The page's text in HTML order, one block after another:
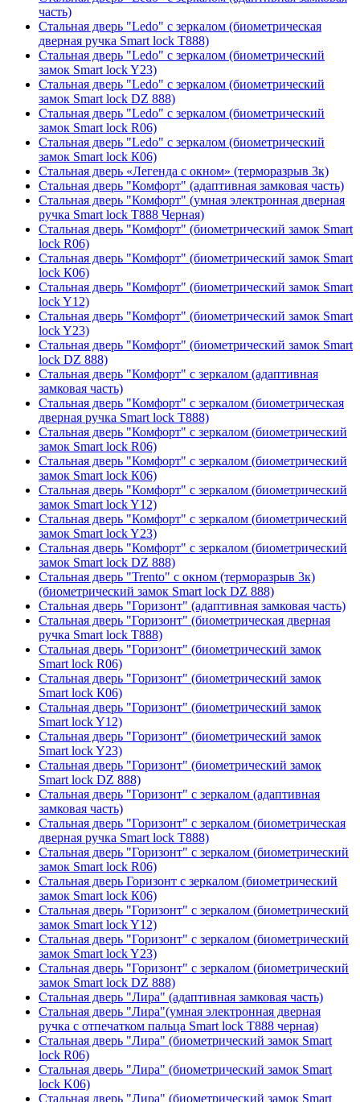
часть)
Стальная дверь "Ledo" с зеркалом (биометрическая
дверная ручка Smart lock T888)
Стальная дверь "Ledo" с зеркалом (биометрический
замок Smart lock Y23)
Стальная дверь "Ledo" с зеркалом (биометрический
замок Smart lock DZ 888)
Стальная дверь "Ledo" с зеркалом (биометрический
замок Smart lock R06)
Стальная дверь "Ledo" с зеркалом (биометрический
замок Smart lock К06)
Стальная дверь «Легенда с окном» (терморазрыв 3к)
Стальная дверь "Комфорт" (адаптивная замковая часть)
Стальная дверь "Комфорт" (умная электронная дверная
ручка Smart lock T888 Черная)
Стальная дверь "Комфорт" (биометрический замок Smart
lock R06)
Стальная дверь "Комфорт" (биометрический замок Smart
lock К06)
Стальная дверь "Комфорт" (биометрический замок Smart
lock Y12)
Стальная дверь "Комфорт" (биометрический замок Smart
lock Y23)
Стальная дверь "Комфорт" (биометрический замок Smart
lock DZ 888)
Стальная дверь "Комфорт" с зеркалом (адаптивная
замковая часть)
Стальная дверь "Комфорт" с зеркалом (биометрическая
дверная ручка Smart lock T888)
Стальная дверь "Комфорт" с зеркалом (биометрический
замок Smart lock R06)
Стальная дверь "Комфорт" с зеркалом (биометрический
замок Smart lock К06)
Стальная дверь "Комфорт" с зеркалом (биометрический
замок Smart lock Y12)
Стальная дверь "Комфорт" с зеркалом (биометрический
замок Smart lock Y23)
Стальная дверь "Комфорт" с зеркалом (биометрический
замок Smart lock DZ 888)
Стальная дверь "Trento" с окном (терморазрыв 3к)
(биометрический замок Smart lock DZ 888)
Стальная дверь "Горизонт" (адаптивная замковая часть)
Стальная дверь "Горизонт" (биометрическая дверная
ручка Smart lock T888)
Стальная дверь "Горизонт" (биометрический замок
Smart lock R06)
Стальная дверь "Горизонт" (биометрический замок
Smart lock К06)
Стальная дверь "Горизонт" (биометрический замок
Smart lock Y12)
Стальная дверь "Горизонт" (биометрический замок
Smart lock Y23)
Стальная дверь "Горизонт" (биометрический замок
Smart lock DZ 888)
Стальная дверь "Горизонт" с зеркалом (адаптивная
замковая часть)
Стальная дверь "Горизонт" с зеркалом (биометрическая
дверная ручка Smart lock T888)
Стальная дверь "Горизонт" с зеркалом (биометрический
замок Smart lock R06)
Стальная дверь Горизонт с зеркалом (биометрический
замок Smart lock К06)
Стальная дверь "Горизонт" с зеркалом (биометрический
замок Smart lock Y12)
Стальная дверь "Горизонт" с зеркалом (биометрический
замок Smart lock Y23)
Стальная дверь "Горизонт" с зеркалом (биометрический
замок Smart lock DZ 888)
Стальная дверь "Лира" (адаптивная замковая часть)
Стальная дверь "Лира"(умная электронная дверная
ручка с отпечатком пальца Smart lock T888 черная)
Стальная дверь "Лира" (биометрический замок Smart
lock R06)
Стальная дверь "Лира" (биометрический замок Smart
lock K06)
Стальная дверь "Лира" (биометрический замок Smart